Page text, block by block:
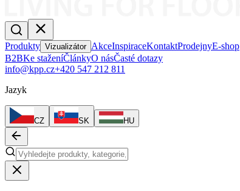
Produkty Vizualizátor AkceInspiraceKontaktProdejnyE-shop
B2BKe staženíČlánkyO násČasté dotazy
info@kpp.cz+420 547 212 811
Jazyk
CZ SK HU